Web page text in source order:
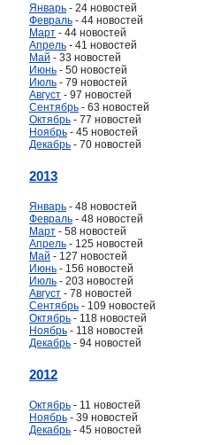
Январь - 24 новостей
Февраль - 44 новостей
Март - 44 новостей
Апрель - 41 новостей
Май - 33 новостей
Июнь - 50 новостей
Июль - 79 новостей
Август - 97 новостей
Сентябрь - 63 новостей
Октябрь - 77 новостей
Ноябрь - 45 новостей
Декабрь - 70 новостей
2013
Январь - 48 новостей
Февраль - 48 новостей
Март - 58 новостей
Апрель - 125 новостей
Май - 127 новостей
Июнь - 156 новостей
Июль - 203 новостей
Август - 78 новостей
Сентябрь - 109 новостей
Октябрь - 118 новостей
Ноябрь - 118 новостей
Декабрь - 94 новостей
2012
Октябрь - 11 новостей
Ноябрь - 39 новостей
Декабрь - 45 новостей